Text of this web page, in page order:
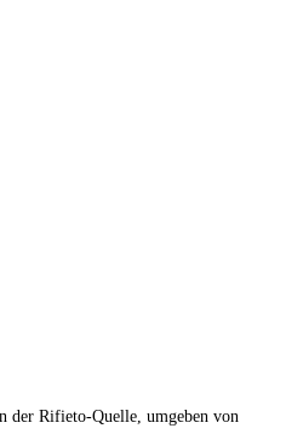
der Rifieto-Quelle, umgeben von